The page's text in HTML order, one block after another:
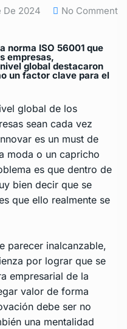
De 2024 No Comment
norma ISO 56001 que
empresas,
global destacaron
un factor clave para el
global de los
sean cada vez
es un must de
moda o un capricho
es que dentro de
bien decir que se
que ello realmente se
parecer inalcanzable,
por lograr que se
empresarial de la
valor de forma
debe ser no
una mentalidad